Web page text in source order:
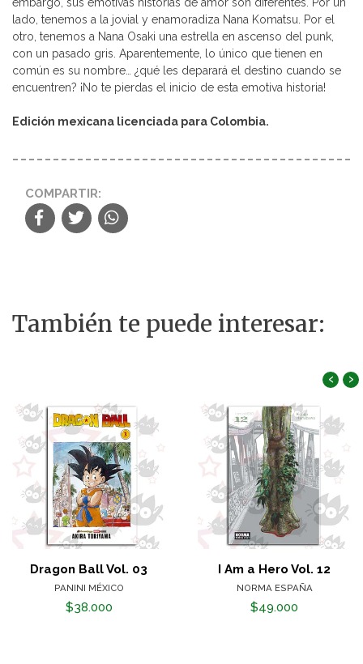
lado, tenemos a la jovial y enamoradiza Nana Komatsu. Por el
otro, tenemos a Nana Osaki una estrella en ascenso del punk,
con un pasado gris. Aparentemente, lo único que tienen en
común es su nombre… ¿qué les deparará el destino cuando se
encuentren? ¡No te pierdas el inicio de esta emotiva historia!
Edición mexicana licenciada para Colombia.
COMPARTIR:
También te puede interesar:
Dragon Ball Vol. 03
PANINI MÉXICO
$38.000
I Am a Hero Vol. 12
NORMA ESPAÑA
$49.000
‹ ›